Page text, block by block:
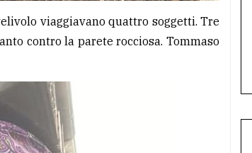
viaggiavano quattro soggetti. Tre
contro la parete rocciosa. Tommaso